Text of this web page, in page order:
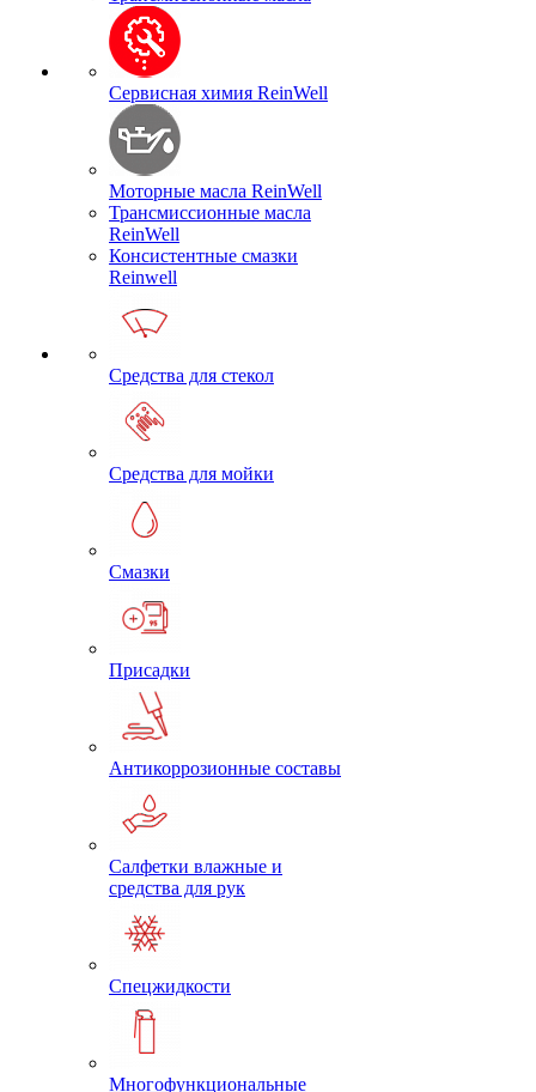
Сервисная химия ReinWell
Моторные масла ReinWell
Трансмиссионные масла
ReinWell
Консистентные смазки
Reinwell
Средства для стекол
Средства для мойки
Смазки
Присадки
Антикоррозионные составы
Салфетки влажные и
средства для рук
Спецжидкости
Многофункциональные